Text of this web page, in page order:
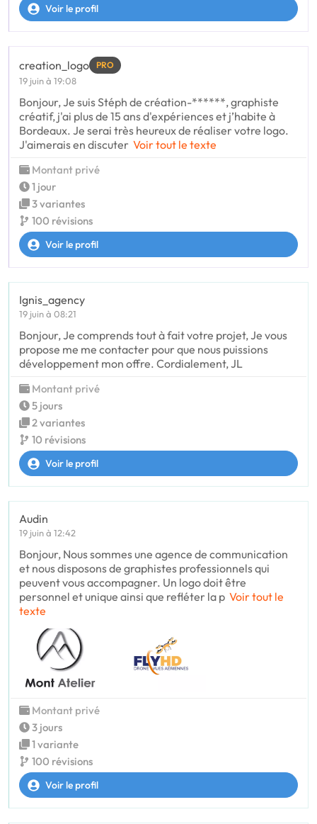
Voir le profil
creation_logo PRO
19 juin à 19:08
Bonjour, Je suis Stéph de création-******, graphiste
créatif, j'ai plus de 15 ans d'expériences et j’habite à
Bordeaux. Je serai très heureux de réaliser votre logo.
J'aimerais en discuter Voir tout le texte
Montant privé
1 jour
3 variantes
100 révisions
Voir le profil
Ignis_agency
19 juin à 08:21
Bonjour, Je comprends tout à fait votre projet, Je vous
propose me me contacter pour que nous puissions
développement mon offre. Cordialement, JL
Montant privé
5 jours
2 variantes
10 révisions
Voir le profil
Audin
19 juin à 12:42
Bonjour, Nous sommes une agence de communication
et nous disposons de graphistes professionnels qui
peuvent vous accompagner. Un logo doit être
personnel et unique ainsi que refléter la p Voir tout le
texte
Montant privé
3 jours
1 variante
100 révisions
Voir le profil